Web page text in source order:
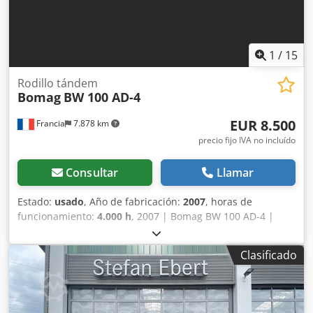
1 / 15
Francia 7.878 km
Rodillo tándem
Bomag BW 100 AD-4
EUR 8.500
precio fijo IVA no incluído
Consultar Llamar
Estado: usado, Año de fabricación: 2007, horas de
funcionamiento: 4.000 h, 2007 | Bomag BW 100 AD-4 |
Rodillo tándem usado | 4000 horas 📍 Ubicación: Francia
🚛 Entrega disponible en su destino: ¡Utilice nuestra
calculadora de envío para estimar los costes de transporte!
💰 Compre ahora por 8500 EUR o haga una oferta. Pago
contra entrega disponible por una tarifa asequible (sujeto
a aprobación)* 👷‍♂️ Inspeccionado por un experto
Clasificado